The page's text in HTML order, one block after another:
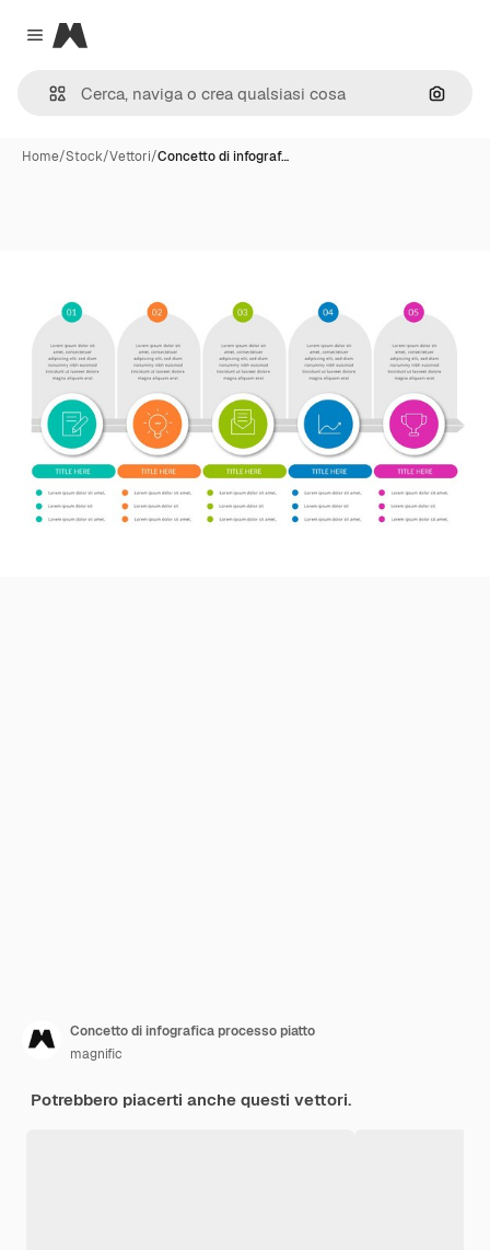
Close menu
Magnific
Cerca
Home/Stock/Vettori/Concetto di infograf…
Concetto di infografica processo piatto
magnific
Potrebbero piacerti anche questi vettori.